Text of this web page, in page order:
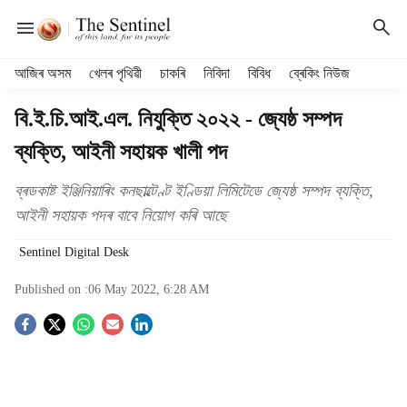
আজিৰ অসম খেলৰ পৃথিৱী চাকৰি নিবিদা বিবিধ ব্ৰেকিং নিউজ
বি.ই.চি.আই.এল. নিযুক্তি ২০২২ - জ্যেষ্ঠ সম্পদ
ব্যক্তি, আইনী সহায়ক খালী পদ
ব্ৰডকাষ্ট ইঞ্জিনিয়াৰিং কনছাল্টেণ্ট ইণ্ডিয়া লিমিটেডে জ্যেষ্ঠ সম্পদ ব্যক্তি,
আইনী সহায়ক পদৰ বাবে নিয়োগ কৰি আছে
Sentinel Digital Desk
Published on :06 May 2022, 6:28 AM
S